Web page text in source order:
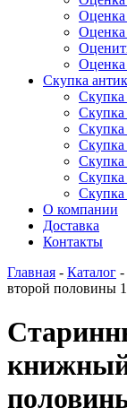
Оценка
Оценка
Оценка
Скупка
Скупка
Скупка
Скупка
Скупка
Скупка
Скупка
Скупка
О компании
Доставка
Контакты
Главная - Каталог -
второй половины